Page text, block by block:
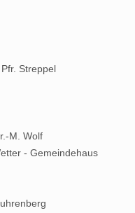
Pfr. Streppel
M. Wolf
- Gemeindehaus